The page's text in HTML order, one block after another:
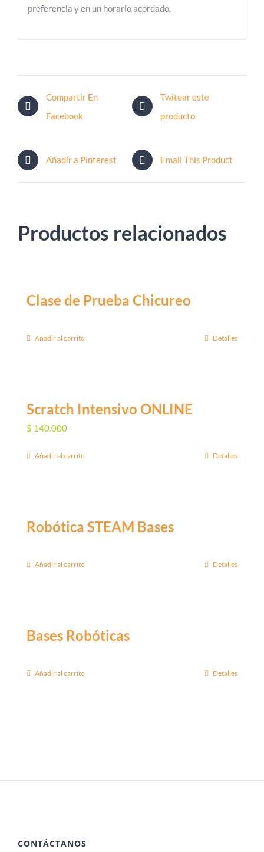
preferencia y en un horario acordado.
Compartir En
Facebook
Twitear este
producto
Añadir a Pinterest Email This Product
Productos relacionados
Clase de Prueba Chicureo
Añadir al carrito Detalles
Scratch Intensivo ONLINE
$ 140.000
Añadir al carrito Detalles
Robótica STEAM Bases
Añadir al carrito Detalles
Bases Robóticas
Añadir al carrito Detalles
CONTÁCTANOS